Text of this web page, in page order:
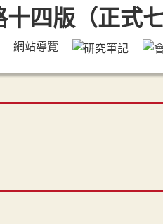
網站導覽